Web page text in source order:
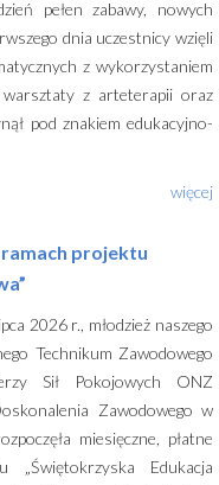
pełen zabawy, nowych
dnia uczestnicy wzięli
z wykorzystaniem
warsztaty z arteterapii oraz
pod znakiem edukacyjno-
więcej
projektu
2026 r., młodzież naszego
Technikum Zawodowego
Sił Pokojowych ONZ
Zawodowego w
miesięczne, płatne
Edukacja